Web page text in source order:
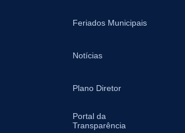
Feriados Municipais
Notícias
Plano Diretor
Portal da
Transparência